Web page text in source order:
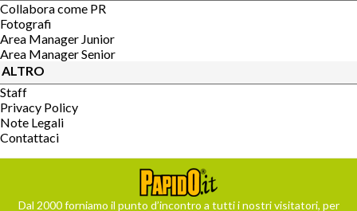
Collabora come PR
Fotografi
Area Manager Junior
Area Manager Senior
ALTRO
Staff
Privacy Policy
Note Legali
Contattaci
Dal 2000 forniamo il punto d’incontro a tutti i nostri visitatori, per